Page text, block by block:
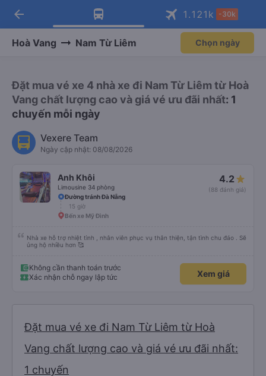
Tải app Vexere ngay!
Nhận ưu đãi thành viên độc
Mở app
Tải app Vexere
-30k/ghế khi đặt vé máy bay qua
Mở app
arrow_back 1.121 k -30k
Hoà Vang Nam Từ Liêm Chọn ngày
Đặt mua vé xe 4 nhà xe đi Nam Từ Liêm từ Hoà
Vang chất lượng cao và giá vé ưu đãi nhất: 1
chuyến mỗi ngày
Vexere Team
Ngày cập nhật: 08/08/2026
Anh Khôi
Limousine 34 phòng
4.2
(88 đánh giá)
Đường tránh Đà Nẵng
15 giờ
Bến xe Mỹ Đình
Nhà xe hỗ trợ nhiệt tình , nhân viên phục vụ thân thiện, tận tình chu đáo . Sẽ
ủng hộ nhiều hơn 🥰
Không cần thanh toán trước
Xác nhận chỗ ngay lập tức
Xem giá
Đặt mua vé xe đi Nam Từ Liêm từ Hoà
Vang chất lượng cao và giá vé ưu đãi nhất:
1 chuyến